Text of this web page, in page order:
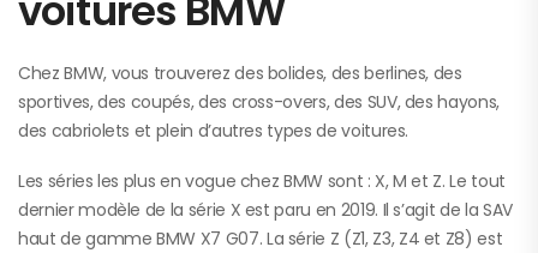
Chez BMW, vous trouverez des bolides, des berlines, des
sportives, des coupés, des cross-overs, des SUV, des hayons,
des cabriolets et plein d’autres types de voitures.
Les séries les plus en vogue chez BMW sont : X, M et Z. Le tout
dernier modèle de la série X est paru en 2019. Il s’agit de la SAV
haut de gamme BMW X7 G07. La série Z (Z1, Z3, Z4 et Z8) est